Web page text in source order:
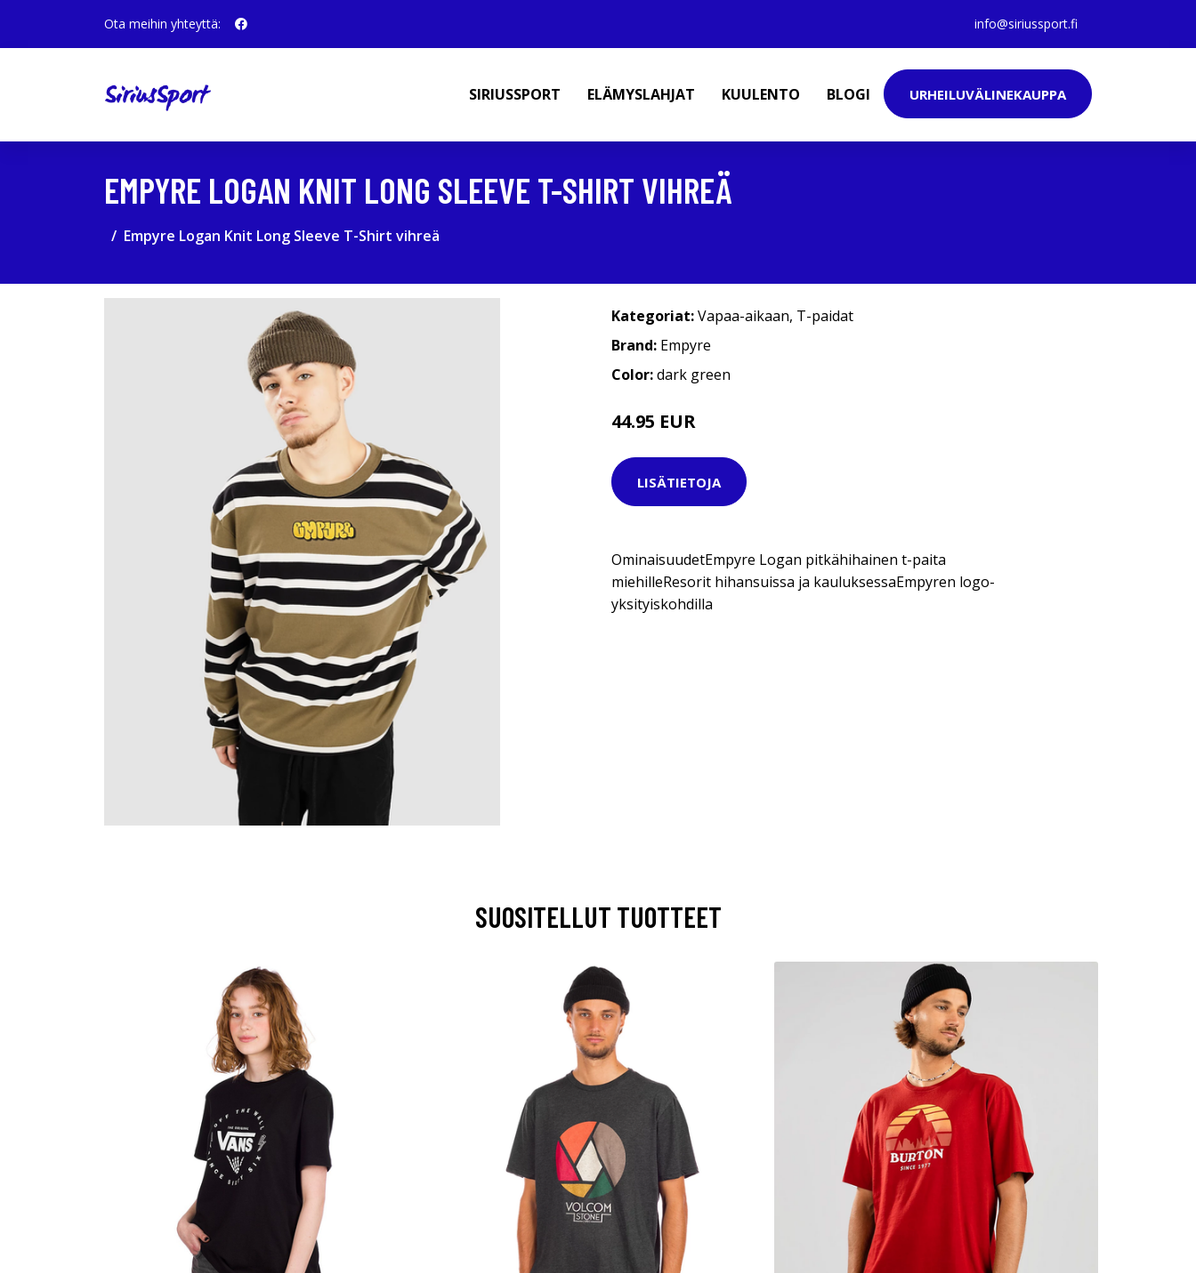
Ota meihin yhteyttä: info@siriussport.fi
SIRIUSSPORT ELÄMYSLAHJAT KUULENTO BLOGI URHEILUVÄLINEKAUPPA
EMPYRE LOGAN KNIT LONG SLEEVE T-SHIRT VIHREÄ
Empyre Logan Knit Long Sleeve T-Shirt vihreä
Kategoriat:Vapaa-aikaan, T-paidat
Brand: Empyre
Color:dark green
44.95 EUR
LISÄTIETOJA
OminaisuudetEmpyre Logan pitkähihainen t-paita
miehilleResorit hihansuissa ja kauluksessaEmpyren logo-
yksityiskohdilla
SUOSITELLUT TUOTTEET